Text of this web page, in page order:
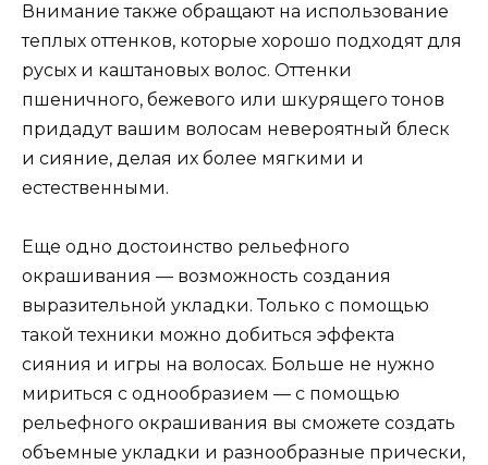
Внимание также обращают на использование
теплых оттенков, которые хорошо подходят для
русых и каштановых волос. Оттенки
пшеничного, бежевого или шкурящего тонов
придадут вашим волосам невероятный блеск
и сияние, делая их более мягкими и
естественными.
Еще одно достоинство рельефного
окрашивания — возможность создания
выразительной укладки. Только с помощью
такой техники можно добиться эффекта
сияния и игры на волосах. Больше не нужно
мириться с однообразием — с помощью
рельефного окрашивания вы сможете создать
объемные укладки и разнообразные прически,